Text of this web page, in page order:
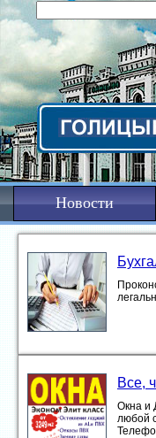
Новости
Все,
Окна и
любой